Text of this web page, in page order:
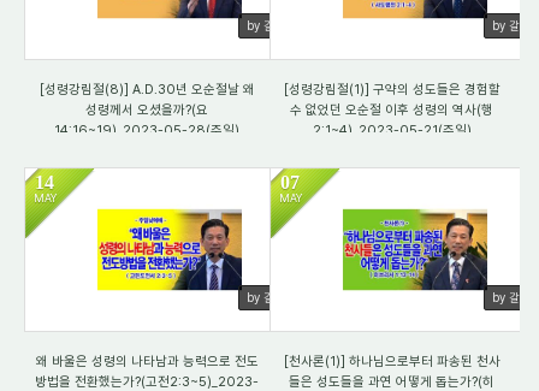
by 갈렙
[성령강림절(8)] A.D.30년 오순절날 왜
성령께서 오셨을까?(요
14:16~19)_2023-05-28(주일)
by 갈렙
[성령강림절(1)] 구약의 성도들은 경험할
수 없었던 오순절 이후 성령의 역사(행
2:1~4)_2023-05-21(주일)
14
MAY
by 갈렙
3179
왜 바울은 성령의 나타남과 능력으로 전도
방법을 전환했는가?(고전2:3~5)_2023-
07
MAY
by 갈렙
2962
[천사론(1)] 하나님으로부터 파송된 천사
들은 성도들을 과연 어떻게 돕는가?(히